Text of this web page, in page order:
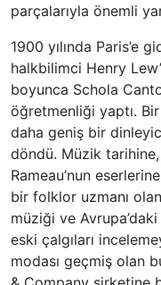
parçalarıyla önemli
1900 yılında Paris’e
halkbilimci Henry
boyunca Schola
öğretmenliği yaptı.
daha geniş bir
döndü. Müzik
Rameau’nun
bir folklor uzmanı
müziği ve
eski çalgıları
modası geçmiş olan